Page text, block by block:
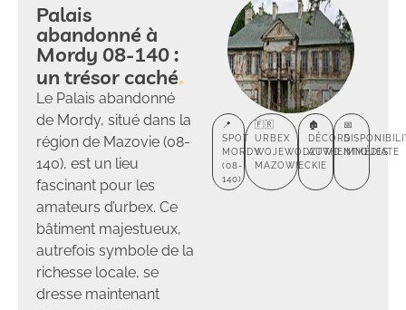
Palais
abandonné à
Mordy 08-140 :
un trésor caché
Le Palais abandonné
de Mordy, situé dans la
région de Mazovie (08-
140), est un lieu
fascinant pour les
amateurs d’urbex. Ce
bâtiment majestueux,
autrefois symbole de la
richesse locale, se
dresse maintenant
📍
SPOT
MORDY
(08-
140)
🇫🇷
URBEX
WOJEWÓDZTWO
MAZOWIECKIE
🏚️
DÉCORS
AUTHENTIQUES
📅
IMMÉDIATE